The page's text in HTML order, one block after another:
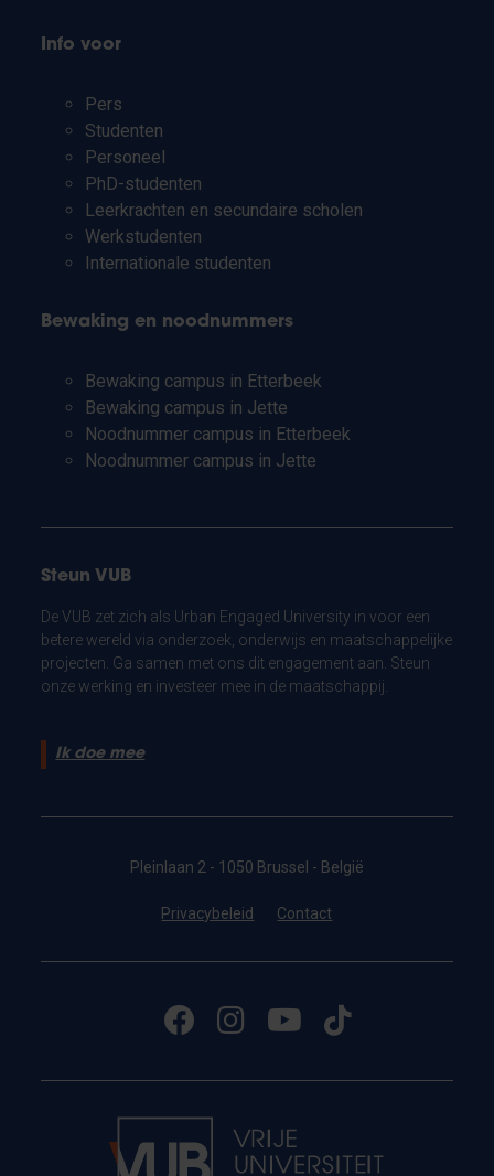
Info voor
Pers
Studenten
Personeel
PhD-studenten
Leerkrachten en secundaire scholen
Werkstudenten
Internationale studenten
Bewaking en noodnummers
Bewaking campus in Etterbeek
Bewaking campus in Jette
Noodnummer campus in Etterbeek
Noodnummer campus in Jette
Steun VUB
De VUB zet zich als Urban Engaged University in voor een
betere wereld via onderzoek, onderwijs en maatschappelijke
projecten. Ga samen met ons dit engagement aan. Steun
onze werking en investeer mee in de maatschappij.
Ik doe mee
Pleinlaan 2 - 1050 Brussel - België
Privacybeleid Contact